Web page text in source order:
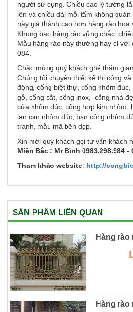
người sử dụng. Chiều cao lý tưởng
lên và chiều dài mỗi tấm không
này giá thành cao hơn hàng rào hoa
Khung bao hàng rào vững chắc,
Mẫu hàng rào này thường hay đi với
084.
Chào mừng quý khách ghé thăm
Chúng tôi chuyên thiết kế thi công
động, cổng biệt thự, cổng nhôm đúc,
gỗ, cổng sắt, cổng inox, cổng nhà
cửa nhôm đúc, cổng hợp kim nhôm,
lan can nhôm đúc, ban công nhôm
tranh, mẫu mã bền đẹp.
Xin mời quý khách gọi tư vấn khách
Miền Bắc : Mr Bình 0983.298.984 -
Tham khảo website: http://
SẢN PHẨM LIÊN QUAN
Hàng rào
Hàng rào